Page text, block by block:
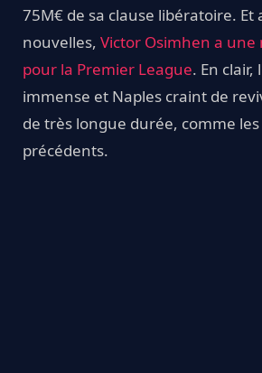
75M€ de sa clause libératoire. Et
nouvelles, Victor Osimhen a
pour la Premier League. En
immense et Naples craint de
de très longue durée, comme
précédents.